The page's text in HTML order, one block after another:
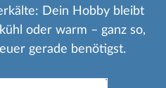
Dein Hobby bleibt
oder warm – ganz so,
gerade benötigst.